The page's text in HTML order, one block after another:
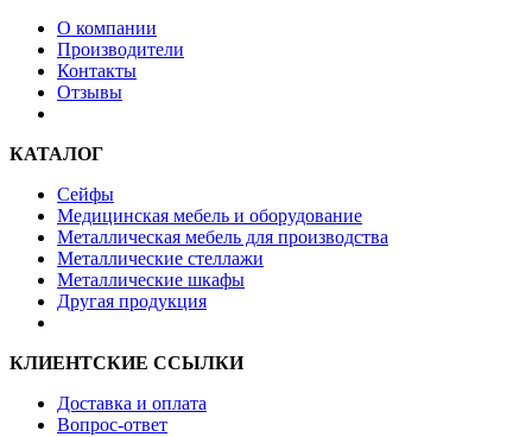
О компании
Производители
Контакты
Отзывы
КАТАЛОГ
Сейфы
Медицинская мебель и оборудование
Металлическая мебель для производства
Металлические стеллажи
Металлические шкафы
Другая продукция
КЛИЕНТСКИЕ ССЫЛКИ
Доставка и оплата
Вопрос-ответ